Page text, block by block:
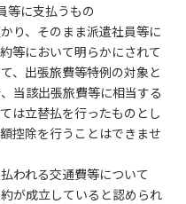
等に支払うもの
り、そのまま派遣社員等に
等において明らかにされて
、出張旅費等特例の対象と
当該出張旅費等に相当する
は立替払を行ったものとし
控除を行うことはできませ
われる交通費等について
が成立していると認められ